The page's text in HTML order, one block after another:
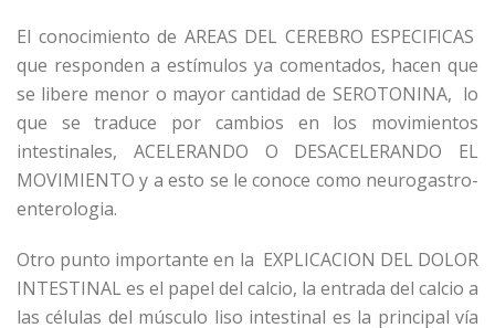
El conocimiento de AREAS DEL CEREBRO ESPECIFICAS
que responden a estímulos ya comentados, hacen que
se libere menor o mayor cantidad de SEROTONINA, lo
que se traduce por cambios en los movimientos
intestinales, ACELERANDO O DESACELERANDO EL
MOVIMIENTO y a esto se le conoce como neurogastro-
enterologia.
Otro punto importante en la EXPLICACION DEL DOLOR
INTESTINAL es el papel del calcio, la entrada del calcio a
las células del músculo liso intestinal es la principal vía